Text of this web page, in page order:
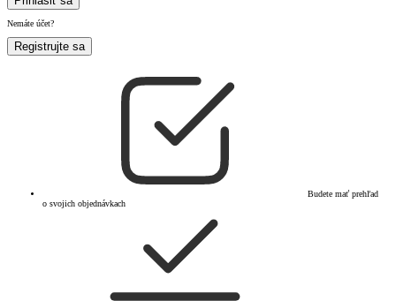
Nemáte účet?
Registrujte sa
Budete mať prehľad
o svojich objednávkach